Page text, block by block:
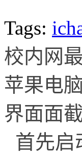
Tags:
校内网
苹果电
界面面
首先启